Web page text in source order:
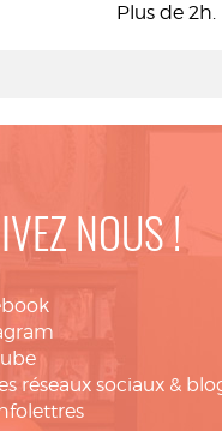
Plus de 2h.
NOUS !
réseaux sociaux &